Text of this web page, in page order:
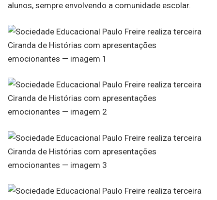
alunos, sempre envolvendo a comunidade escolar.